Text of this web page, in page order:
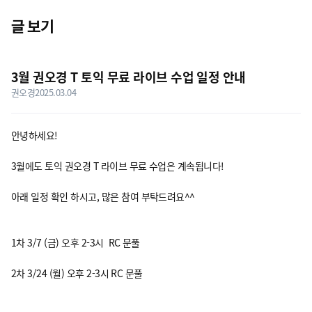
닫기
글 보기
3월 권오경 T 토익 무료 라이브 수업 일정 안내
권오경2025.03.04
안녕하세요!
3월에도 토익 권오경 T 라이브 무료 수업은 계속됩니다!
아래 일정 확인 하시고, 많은 참여 부탁드려요^^
1차 3/7 (금) 오후 2-3시 RC 문풀
2차 3/24 (월) 오후 2-3시 RC 문풀